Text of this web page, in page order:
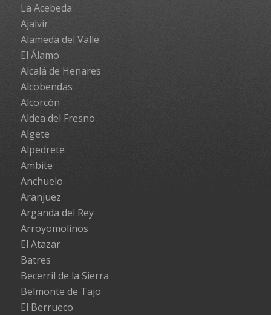
La Acebeda
Ajalvir
Alameda del Valle
El Álamo
Alcalá de Henares
Alcobendas
Alcorcón
Aldea del Fresno
Algete
Alpedrete
Ambite
Anchuelo
Aranjuez
Arganda del Rey
Arroyomolinos
El Atazar
Batres
Becerril de la Sierra
Belmonte de Tajo
El Berrueco